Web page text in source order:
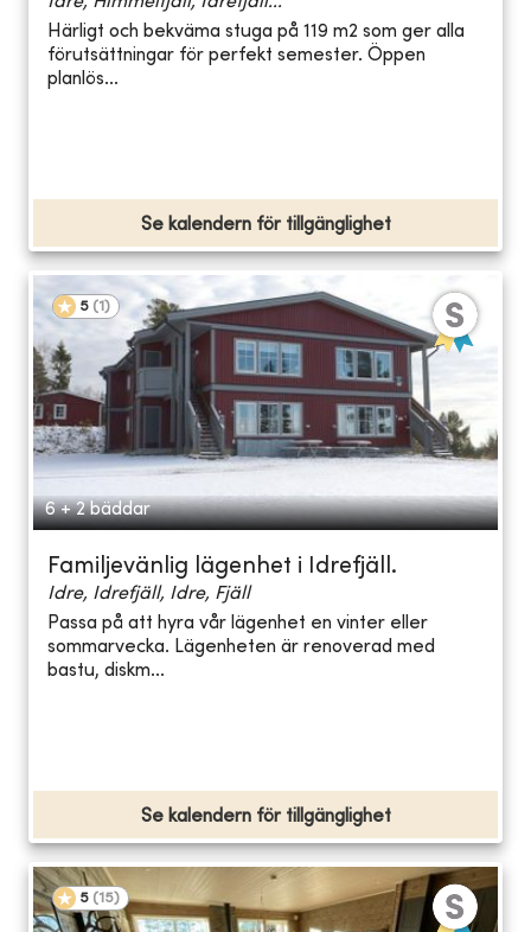
Härligt och bekväma stuga på 119 m2 som ger alla
förutsättningar för perfekt semester. Öppen
planlös...
Se kalendern för tillgänglighet
5 (1 )
6 + 2 bäddar
Familjevänlig lägenhet i Idrefjäll.
Idre, Idrefjäll, Idre, Fjäll
Passa på att hyra vår lägenhet en vinter eller
sommarvecka. Lägenheten är renoverad med
bastu, diskm...
Se kalendern för tillgänglighet
5 (15)